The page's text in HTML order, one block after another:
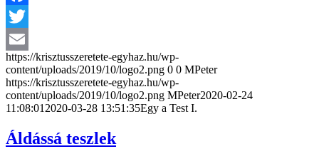
Facebook
Twitter
Email
https://krisztusszeretete-egyhaz.hu/wp-
content/uploads/2019/10/logo2.png 0 0 MPeter
https://krisztusszeretete-egyhaz.hu/wp-
content/uploads/2019/10/logo2.png MPeter2020-02-24
11:08:012020-03-28 13:51:35Egy a Test I.
Áldássá teszlek